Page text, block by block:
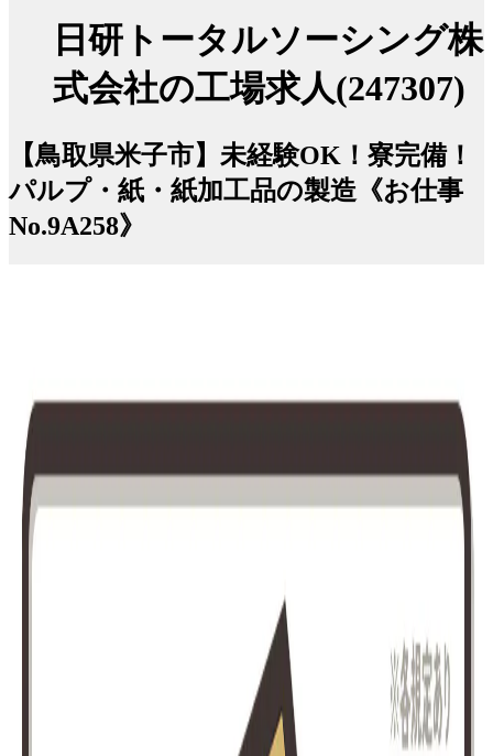
日研トータルソーシング株
式会社の工場求人(247307)
【鳥取県米子市】未経験OK！寮完備！
パルプ・紙・紙加工品の製造《お仕事
No.9A258》